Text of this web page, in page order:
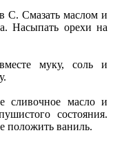
C. Смазать маслом и
Насыпать орехи на
муку, соль и
сливочное масло и
состояния.
положить ваниль.